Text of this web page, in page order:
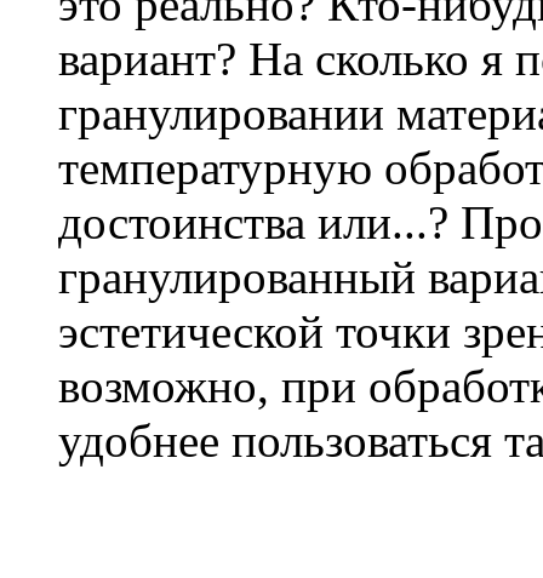
вариант? На сколько я
гранулировании
температурную
достоинства или...?
гранулированный
эстетической точки
возможно, при
удобнее пользоваться